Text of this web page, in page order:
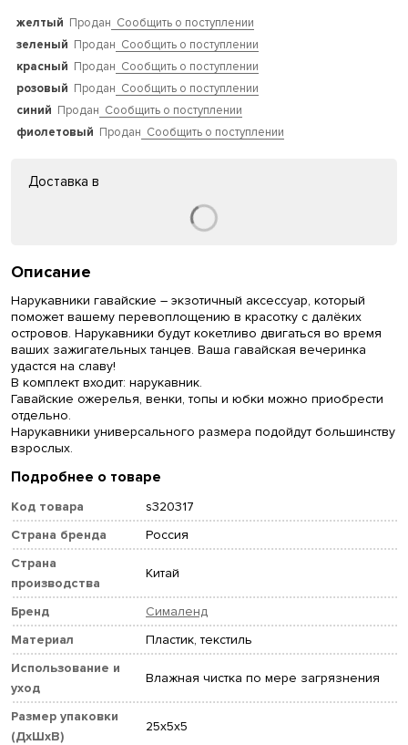
желтый Продан Сообщить о поступлении
зеленый Продан Сообщить о поступлении
красный Продан Сообщить о поступлении
розовый Продан Сообщить о поступлении
синий Продан Сообщить о поступлении
фиолетовый Продан Сообщить о поступлении
Доставка в
Описание
Нарукавники гавайские – экзотичный аксессуар, который
поможет вашему перевоплощению в красотку с далёких
островов. Нарукавники будут кокетливо двигаться во время
ваших зажигательных танцев. Ваша гавайская вечеринка
удастся на славу!
В комплект входит: нарукавник.
Гавайские ожерелья, венки, топы и юбки можно приобрести
отдельно.
Нарукавники универсального размера подойдут большинству
взрослых.
Подробнее о товаре
Код товара
s320317
Страна бренда
Россия
Страна
производства
Китай
Бренд
Сималенд
Материал
Пластик, текстиль
Использование и
уход
Влажная чистка по мере загрязнения
Размер упаковки
(ДхШхВ)
25x5x5